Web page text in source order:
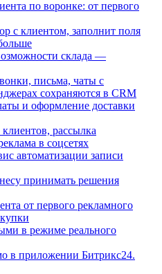
по воронке: от первого
с клиентом, заполнит поля
склада —
письма, чаты с
сохраняются в CRM
и оформление доставки
рассылка
в соцсетях
автоматизации записи
принимать решения
от первого рекламного
в режиме реального
в приложении Битрикс24.